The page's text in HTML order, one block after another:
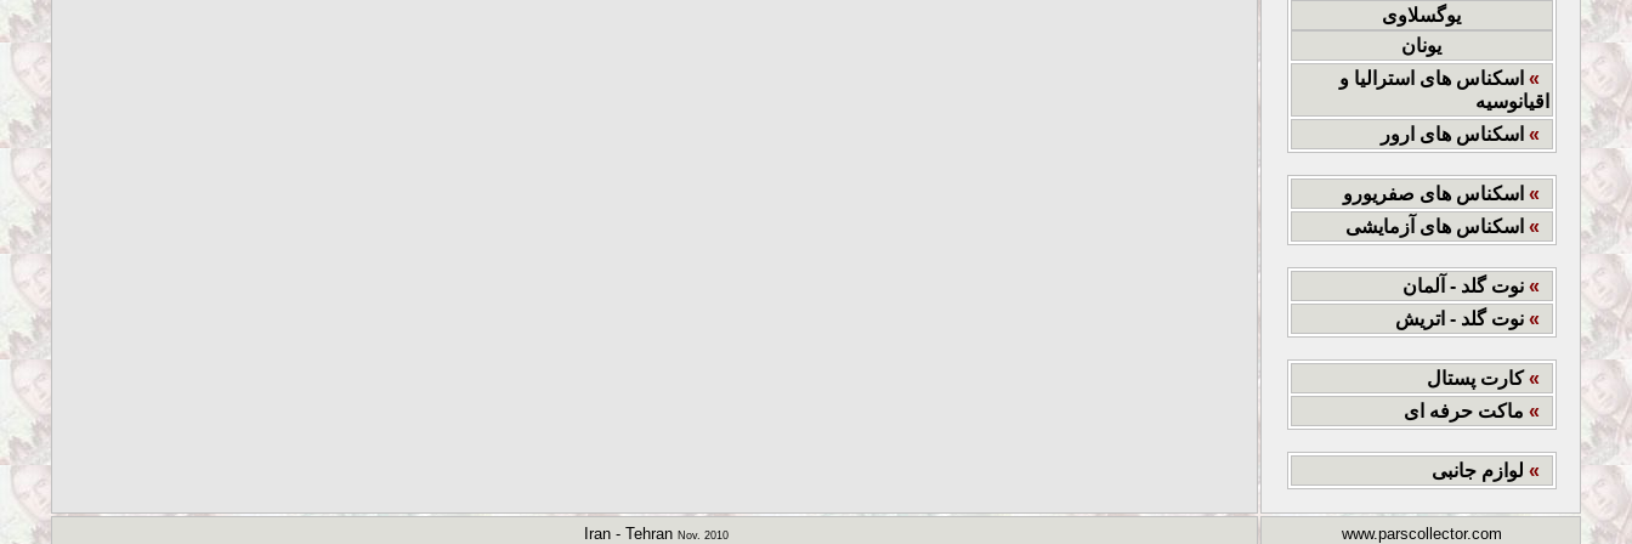
یوگسلاوی
یونان
» اسکناس های استرالیا و
اقیانوسیه
» اسکناس های ارور
» اسکناس های صفریورو
» اسکناس های آزمایشی
» نوت گلد - آلمان
» نوت گلد - اتریش
» کارت پستال
» ماکت حرفه ای
» لوازم جانبی
www.parscollector.com
Iran - Tehran Nov. 2010